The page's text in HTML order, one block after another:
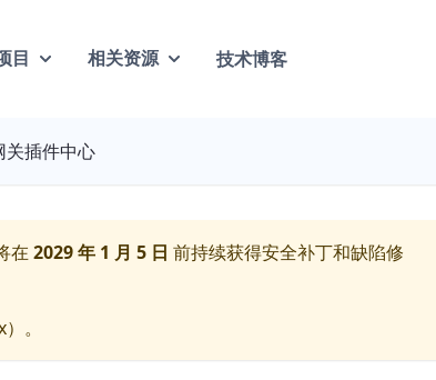
目 相关资源 技术博客
关插件中心
在 2029 年 1 月 5 日 前持续获得安全补丁和缺陷修
）。